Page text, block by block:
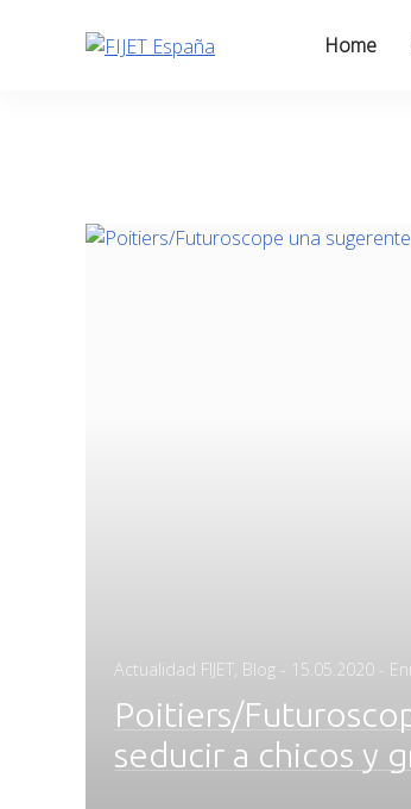
Home
Actualidad FIJET, Blog - Posted
15.05.2020 -
Poitiers/
seducir a chicos y